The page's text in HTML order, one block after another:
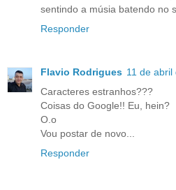
sentindo a músia batendo no
Responder
Flavio Rodrigues 11 de abril
Caracteres estranhos???
Coisas do Google!! Eu, hein?
O.o
Vou postar de novo...
Responder